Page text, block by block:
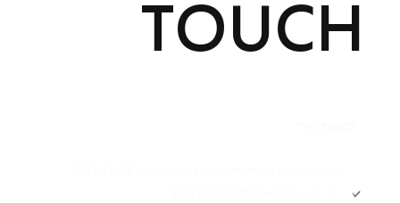
TOUCH
Academy תקנון